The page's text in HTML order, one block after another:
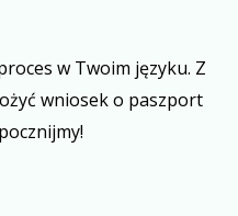
w Twoim języku. Z
wniosek o paszport